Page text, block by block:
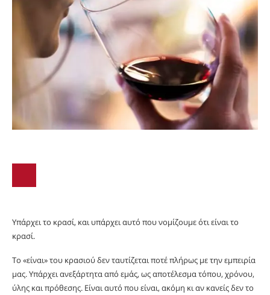
Υπάρχει το κρασί, και υπάρχει αυτό που νομίζουμε ότι είναι το
κρασί.
Το «είναι» του κρασιού δεν ταυτίζεται ποτέ πλήρως με την εμπειρία
μας. Υπάρχει ανεξάρτητα από εμάς, ως αποτέλεσμα τόπου, χρόνου,
ύλης και πρόθεσης. Είναι αυτό που είναι, ακόμη κι αν κανείς δεν το